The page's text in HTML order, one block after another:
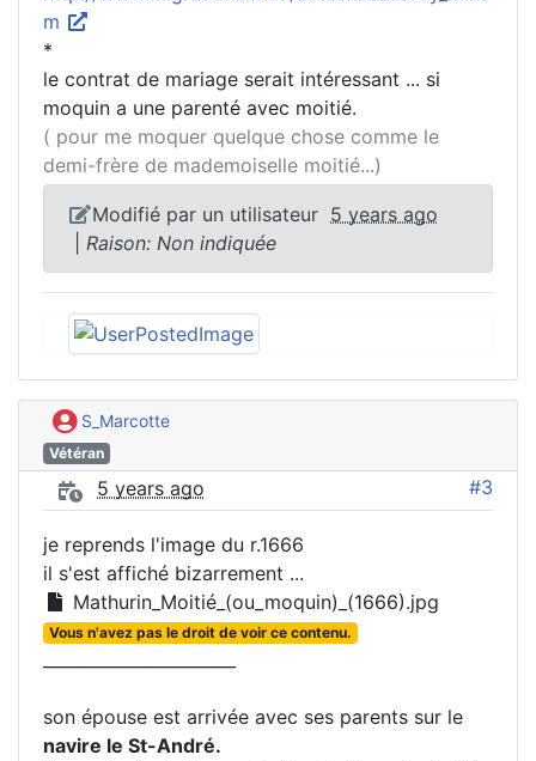
m
*
le contrat de mariage serait intéressant ... si
moquin a une parenté avec moitié.
( pour me moquer quelque chose comme le
demi-frère de mademoiselle moitié...)
Modifié par un utilisateur 5 years ago
Raison: Non indiquée
S_Marcotte
Vétéran
5 years ago #3
je reprends l'image du r.1666
il s'est affiché bizarrement ...
Mathurin_Moitié_(ou_moquin)_(1666).jpg
Vous n'avez pas le droit de voir ce contenu.
son épouse est arrivée avec ses parents sur le
navire le St-André.